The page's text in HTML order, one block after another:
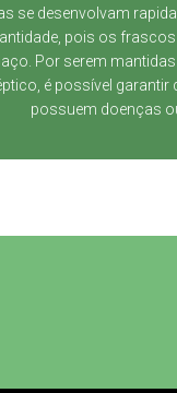
se desenvolvam
pois os
Por serem
é possível garantir
possuem doenças